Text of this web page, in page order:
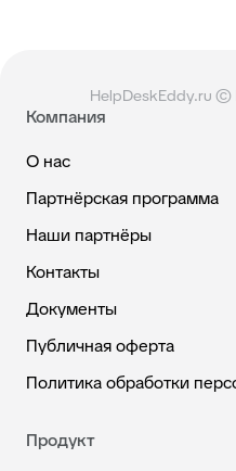
HelpDeskEddy.ru
Компания
О нас
Партнёрская программа
Наши партнёры
Контакты
Документы
Публичная оферта
Политика обработки
Продукт